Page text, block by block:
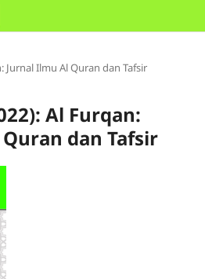
Jurnal Ilmu Al Quran dan Tafsir
Al Furqan:
dan Tafsir